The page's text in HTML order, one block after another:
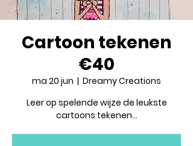
Cartoon tekenen
€40
ma 20 jun
  |
Dreamy Creations
Leer op spelende wijze de leukste
cartoons tekenen...